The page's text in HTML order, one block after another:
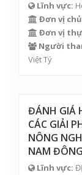
Lĩnh vực:
Đơn vị
Đơn vị
Người
Việt Tý
ĐÁNH GIÁ
CÁC GIẢI
NÔNG
NAM
Lĩnh vực: